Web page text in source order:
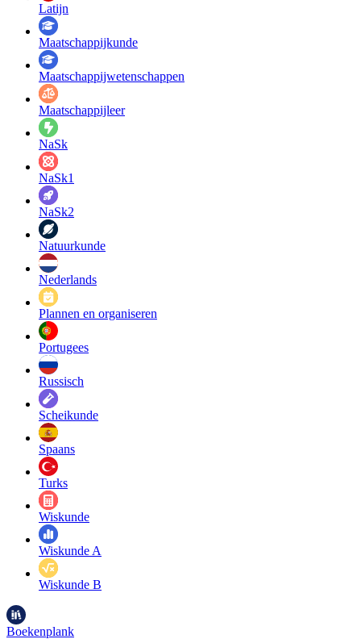
Latijn
Maatschappij­kunde
Maatschappij­wetenschappen
Maatschappijleer
NaSk
NaSk1
NaSk2
Natuurkunde
Nederlands
Plannen en organiseren
Portugees
Russisch
Scheikunde
Spaans
Turks
Wiskunde
Wiskunde A
Wiskunde B
Boekenplank